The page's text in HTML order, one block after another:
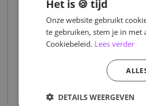
Het is 🍪 tijd
Onze website gebruikt
te gebruiken, stem je in met
Cookiebeleid. Lees verder
DETAILS WEERGEVEN